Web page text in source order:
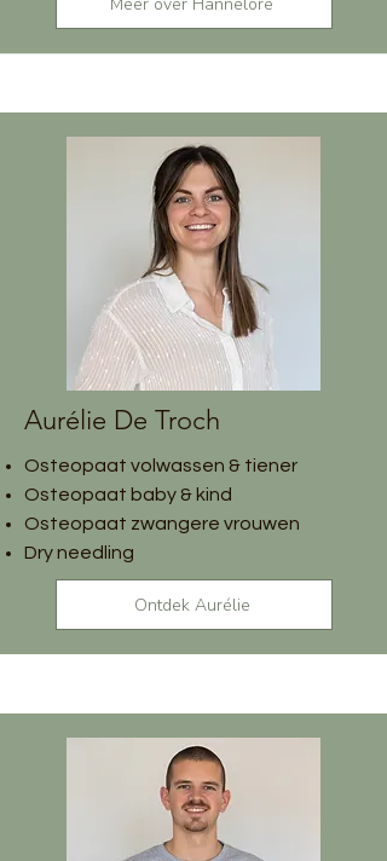
Aurélie De Troch
Osteopaat volwassen & tiener
Osteopaat baby & kind
Osteopaat zwangere vrouwen
Dry needling
Ontdek Aurélie